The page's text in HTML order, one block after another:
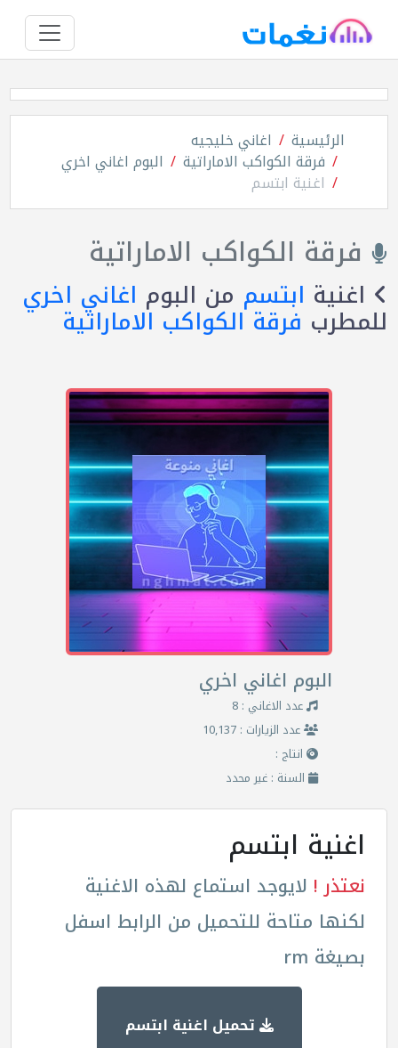
الرئيسية اغاني خليجيه
فرقة الكواكب الاماراتية البوم اغاني اخري
اغنية ابتسم
فرقة الكواكب الاماراتية
اغنية ابتسم من البوم اغاني اخري
للمطرب فرقة الكواكب الاماراتية
البوم اغاني اخري
عدد الاغاني : 8
عدد الزيارات : 10,137
انتاج :
السنة : غير محدد
اغنية ابتسم
نعتذر ! لايوجد استماع لهذه الاغنية
لكنها متاحة للتحميل من الرابط اسفل
بصيغة rm
تحميل اغنية ابتسم